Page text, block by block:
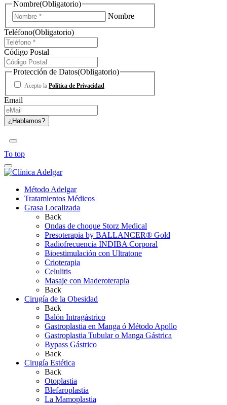
Nombre(Obligatorio)
Nombre
Teléfono(Obligatorio)
Código Postal
Protección de Datos(Obligatorio)
Acepto la Política de Privacidad
Email
To top
Método Adelgar
Tratamientos Médicos
Grasa Localizada
Back
Ondas de choque Storz Medical
Presoterapia by BALLANCER® Gold
Radiofrecuencia INDIBA Corporal
Bioestimulación con Ultratone
Crioterapia
Celulitis
Masaje con Maderoterapia
Back
Cirugía de la Obesidad
Back
Balón Intragástrico
Gastroplastia en Manga ó Método Apollo
Gastroplastia Tubular o Manga Gástrica
Bypass Gástrico
Back
Cirugía Estética
Back
Otoplastia
Blefaroplastia
La Mamoplastia